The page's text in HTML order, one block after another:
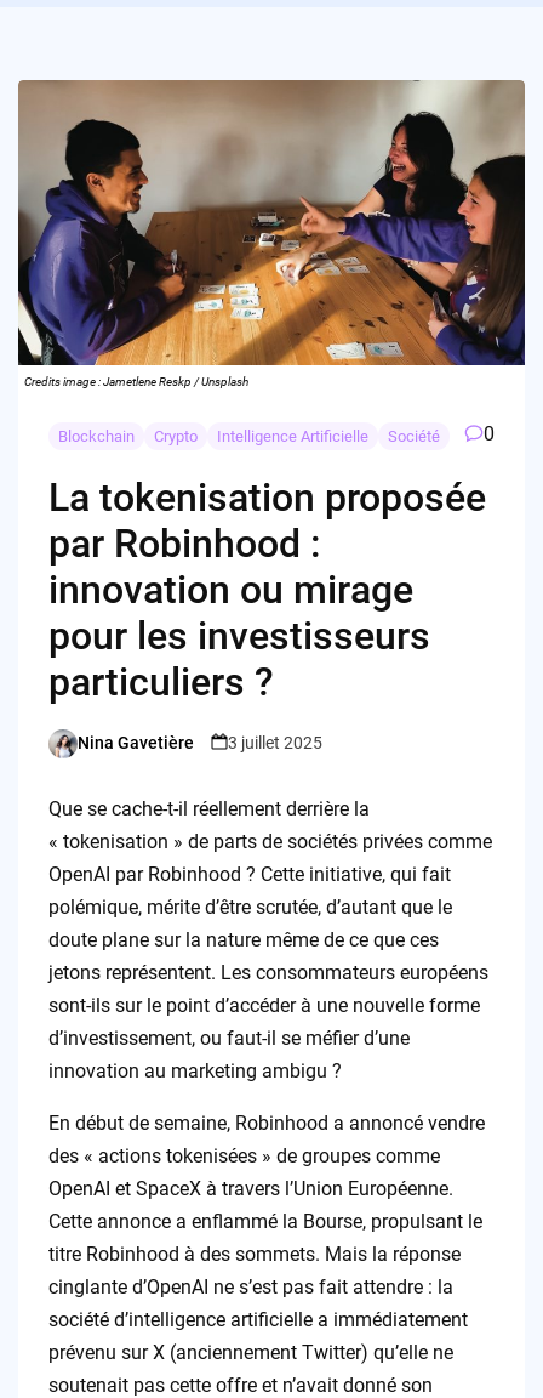
Credits image : Jametlene Reskp / Unsplash
Blockchain Crypto Intelligence Artificielle Société 0
La tokenisation proposée
par Robinhood :
innovation ou mirage
pour les investisseurs
particuliers ?
Posted
Nina Gavetière 3 juillet 2025
Que se cache-t-il réellement derrière la
« tokenisation » de parts de sociétés privées comme
OpenAI par Robinhood ? Cette initiative, qui fait
polémique, mérite d’être scrutée, d’autant que le
doute plane sur la nature même de ce que ces
jetons représentent. Les consommateurs européens
sont-ils sur le point d’accéder à une nouvelle forme
d’investissement, ou faut-il se méfier d’une
innovation au marketing ambigu ?
En début de semaine, Robinhood a annoncé vendre
des « actions tokenisées » de groupes comme
OpenAI et SpaceX à travers l’Union Européenne.
Cette annonce a enflammé la Bourse, propulsant le
titre Robinhood à des sommets. Mais la réponse
cinglante d’OpenAI ne s’est pas fait attendre : la
société d’intelligence artificielle a immédiatement
prévenu sur X (anciennement Twitter) qu’elle ne
soutenait pas cette offre et n’avait donné son